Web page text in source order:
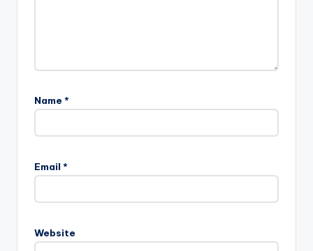
Name *
Email *
Website